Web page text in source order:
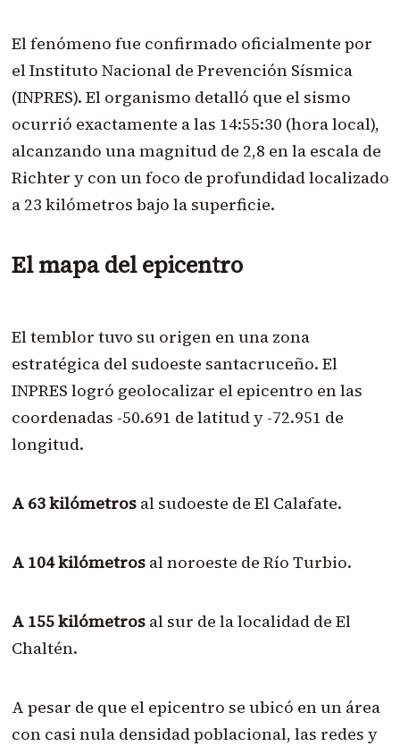
El fenómeno fue confirmado oficialmente por
el Instituto Nacional de Prevención Sísmica
(INPRES). El organismo detalló que el sismo
ocurrió exactamente a las 14:55:30 (hora local),
alcanzando una magnitud de 2,8 en la escala de
Richter y con un foco de profundidad localizado
a 23 kilómetros bajo la superficie.
El mapa del epicentro
El temblor tuvo su origen en una zona
estratégica del sudoeste santacruceño. El
INPRES logró geolocalizar el epicentro en las
coordenadas -50.691 de latitud y -72.951 de
longitud.
A 63 kilómetrosal sudoeste de El Calafate.
A 104 kilómetrosal noroeste de Río Turbio.
A 155 kilómetrosal sur de la localidad de El
Chaltén.
A pesar de que el epicentro se ubicó en un área
con casi nula densidad poblacional, las redes y